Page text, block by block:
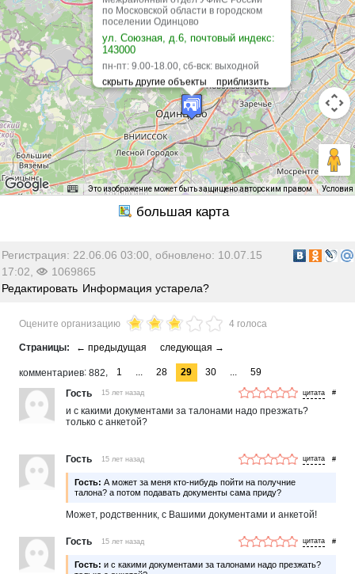
по Московской области в городском
поселении Одинцово
ул. Союзная, д.6, почтовый индекс:
143000
пн-пт: 9.00-18.00, сб-вск: выходной
Это изображение может быть защищено авторским правом Условия
Регистрация: 22.06.06 03:00, обновлено: 10.07.15
17:02,
1069865
Редактировать Информация устарела?
Оцените организацию 4 голоса
комментариев 882 1 ... 28 29 30 ...
59
Гость
15 лет назад #
и с какими документами за талонами надо презжать?
только с анкетой?
Гость 15 лет назад #
Гость: А может за меня кто-нибудь пойти на получние
талона? а потом подавать документы сама приду?
Может, родственник, с Вашими документами и анкетой!
Гость 15 лет назад #
Гость: и с какими документами за талонами надо презжать?